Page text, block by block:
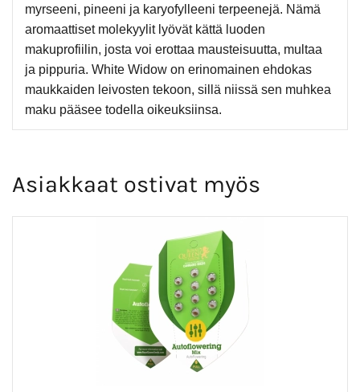
myrseeni, pineeni ja karyofylleeni terpeenejä. Nämä
aromaattiset molekyylit lyövät kättä luoden
makuprofiilin, josta voi erottaa mausteisuutta, multaa
ja pippuria. White Widow on erinomainen ehdokas
maukkaiden leivosten tekoon, sillä niissä sen muhkea
maku pääsee todella oikeuksiinsa.
Asiakkaat ostivat myös